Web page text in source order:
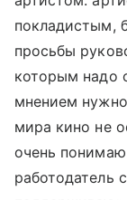
покладистым,
просьбы
которым надо
мнением
мира кино не
очень
работодатель